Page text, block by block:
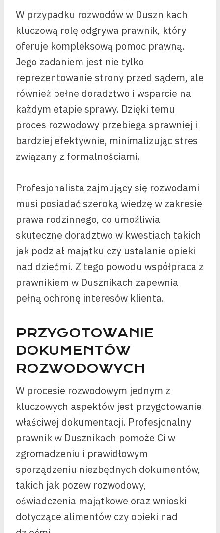
W przypadku rozwodów w Dusznikach
kluczową rolę odgrywa prawnik, który
oferuje kompleksową pomoc prawną.
Jego zadaniem jest nie tylko
reprezentowanie strony przed sądem, ale
również pełne doradztwo i wsparcie na
każdym etapie sprawy. Dzięki temu
proces rozwodowy przebiega sprawniej i
bardziej efektywnie, minimalizując stres
związany z formalnościami.
Profesjonalista zajmujący się rozwodami
musi posiadać szeroką wiedzę w zakresie
prawa rodzinnego, co umożliwia
skuteczne doradztwo w kwestiach takich
jak podział majątku czy ustalanie opieki
nad dziećmi. Z tego powodu współpraca z
prawnikiem w Dusznikach zapewnia
pełną ochronę interesów klienta.
PRZYGOTOWANIE
DOKUMENTÓW
ROZWODOWYCH
W procesie rozwodowym jednym z
kluczowych aspektów jest przygotowanie
właściwej dokumentacji. Profesjonalny
prawnik w Dusznikach pomoże Ci w
zgromadzeniu i prawidłowym
sporządzeniu niezbędnych dokumentów,
takich jak pozew rozwodowy,
oświadczenia majątkowe oraz wnioski
dotyczące alimentów czy opieki nad